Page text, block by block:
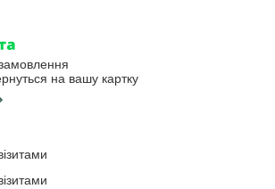
на вашу картку